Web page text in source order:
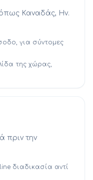
όπως Καναδάς, Ην.
για σύντομες
της χώρας,
πριν την
διαδικασία αντί